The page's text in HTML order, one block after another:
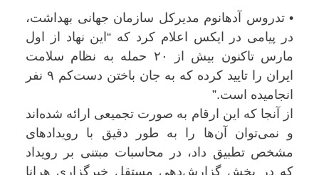
• تدروس آدهانوم مدیرکل سازمان جهانی بهداشت،
در پیامی در ایکس اعلام کرد که “این نهاد از اول
مارس تاکنون بیش از ۲۰ حمله به نظام سلامت
ایران را تایید کرده که به جان باختن دست‌کم ۹ نفر
انجامیده است.”
از آنجا که این ارقام به صورت تجمیعی ارائه شده‌اند
و نمی‌توان آن‌ها را به طور دقیق با رویدادهای
مشخص تطبیق داد، در محاسبات مبتنی بر رویداد
که در بخش گزارش‌دهی مستقل خبرگزاری هرانا